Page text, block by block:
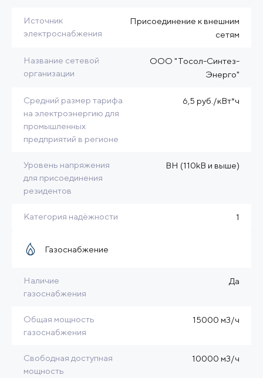
Источник
электроснабжения
Присоединение к внешним
сетям
Название сетевой
организации
ООО "Тосол-Синтез-
Энерго"
Средний размер тарифа
на электроэнергию для
промышленных
предприятий в регионе
6,5 руб./кВт*ч
Уровень напряжения
для присоединения
резидентов
BH (110kB и выше)
Категория надёжности 1
Газоснабжение
Наличие
газоснабжения
Да
Общая мощность
газоснабжения
15000 м3/ч
Свободная доступная
мощность
10000 м3/ч